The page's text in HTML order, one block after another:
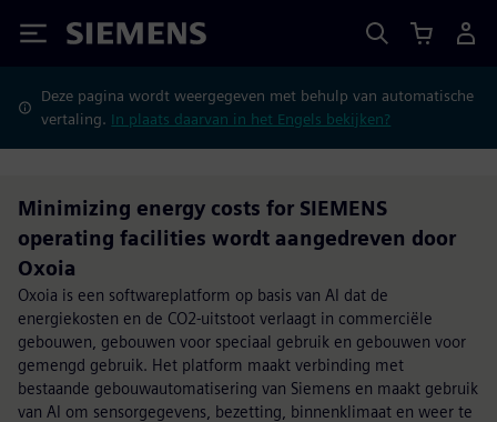
Siemens
Deze pagina wordt weergegeven met behulp van automatische
vertaling. In plaats daarvan in het Engels bekijken?
Minimizing energy costs for SIEMENS
operating facilities wordt aangedreven door
Oxoia
Oxoia is een softwareplatform op basis van AI dat de
energiekosten en de CO2-uitstoot verlaagt in commerciële
gebouwen, gebouwen voor speciaal gebruik en gebouwen voor
gemengd gebruik. Het platform maakt verbinding met
bestaande gebouwautomatisering van Siemens en maakt gebruik
van AI om sensorgegevens, bezetting, binnenklimaat en weer te